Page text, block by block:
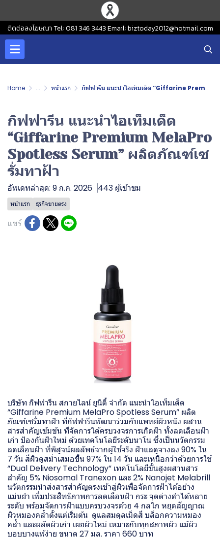
ติดต่อลงโฆษณา Tel: 081 346 3443 Email: biztoday2012@hotmail.com
Home ... หน้าแรก กิฟฟารีน แนะนำไอเท็มเด็ด “Giffarine Premium MelaPro Spotless Serum” ผลิตภัณฑ์เซรั่มทาฝ้า
กิฟฟารีน แนะนำไอเท็มเด็ด
“Giffarine Premium MelaPro
Spotless Serum” ผลิตภัณฑ์เซ
รั่มทาฝ้า
อัพเดทล่าสุด: 9 ก.ค. 2026 443 ผู้เข้าชม
หน้าแรก ธุรกิจขายตรง
แชร์
บริษัท กิฟฟารีน สกายไลน์ ยูนิตี้ จำกัด แนะนำไอเท็มเด็ด
“Giffarine Premium MelaPro Spotless Serum” ผลิต
ภัณฑ์เซรั่มทาฝ้า ที่กิฟฟารีนพัฒนาร่วมกับแพทย์ผิวหนัง ผสาน
สารสำคัญเข้มข้น ที่จัดการได้ครบวงจรการเกิดฝ้า ทั้งลดเลือนฝ้า
เก่า ป้องกันฝ้าใหม่ ด้วยเทคโนโลยีระดับนาโน ซึ่งเป็นนวัตกรรม
ลดเลือนฝ้า ที่พิสูจน์ผลลัพธ์จากผู้ใช้จริง ฝ้าแลดูจางลง 90% ใน
7 วัน สีผิวดูสม่ำเสมอขึ้น 97% ใน 14 วัน และเหนือกว่าด้วยการใช้
“Dual Delivery Technology” เทคโนโลยีขั้นสูงผสานสาร
สำคัญ 5% Niosomal Tranexon และ 2% Nanojet Melabrill
นวัตกรรมนำส่งสารสำคัญตรงเข้าสู่ผิวเพื่อจัดการฝ้าได้อย่าง
แม่นยำ เพิ่มประสิทธิภาพการลดเลือนฝ้า กระ จุดด่างดำได้หลาย
ระดับ พร้อมจัดการฝ้าแบบครบวงจรด้วย 4 กลไก หยุดสัญญาณ
ผิวหมองคล้ำตั้งแต่เริ่มต้น ดูแลสมดุลเม็ดสี บล็อกความหมอง
คล้ำ และผลัดผิวเก่า เผยผิวใหม่ เหมาะกับทุกสภาพผิว แม้ผิว
บอบบางแพ้ง่าย ขนาด 27 มล. ราคา 660 บาท